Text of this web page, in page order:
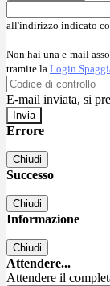
all'indirizzo indicato
Non hai una e-mail
tramite la Login
E-mail inviata, si
Errore
Chiudi
Successo
Chiudi
Informazione
Chiudi
Attendere...
Attendere il